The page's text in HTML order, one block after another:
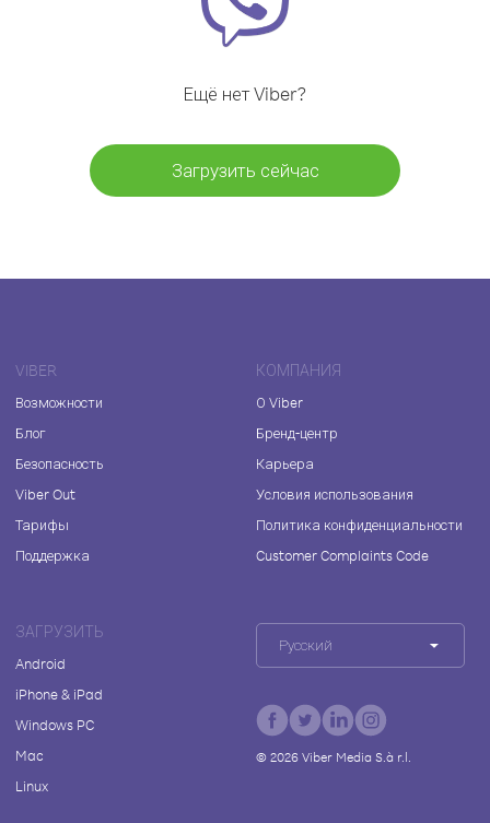
Ещё нет Viber?
Загрузить сейчас
VIBER
Возможности
Блог
Безопасность
Viber Out
Тарифы
Поддержка
КОМПАНИЯ
О Viber
Бренд-центр
Карьера
Условия использования
Политика конфиденциальности
Customer Complaints Code
ЗАГРУЗИТЬ
Android
iPhone & iPad
Windows PC
Mac
Linux
Русский
© 2026Viber Media S.à r.l.